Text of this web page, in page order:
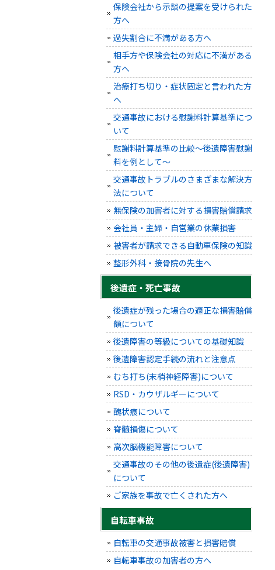
保険会社から示談の提案を受けられた
方へ
過失割合に不満がある方へ
相手方や保険会社の対応に不満がある
方へ
治療打ち切り・症状固定と言われた方
へ
交通事故における慰謝料計算基準につ
いて
慰謝料計算基準の比較～後遺障害慰謝
料を例として～
交通事故トラブルのさまざまな解決方
法について
無保険の加害者に対する損害賠償請求
会社員・主婦・自営業の休業損害
被害者が請求できる自動車保険の知識
整形外科・接骨院の先生へ
後遺症・死亡事故
後遺症が残った場合の適正な損害賠償
額について
後遺障害の等級についての基礎知識
後遺障害認定手続の流れと注意点
むち打ち(末梢神経障害)について
RSD・カウザルギーについて
醜状痕について
脊髄損傷について
高次脳機能障害について
交通事故のその他の後遺症(後遺障害)
について
ご家族を事故で亡くされた方へ
自転車事故
自転車の交通事故被害と損害賠償
自転車事故の加害者の方へ